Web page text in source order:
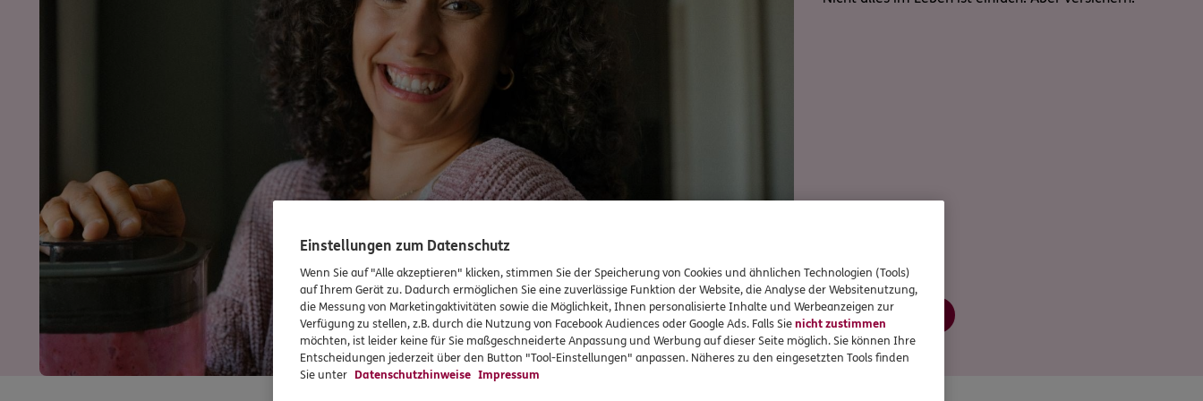
Jetzt informieren
Einstellungen zum Datenschutz
Wenn Sie auf "Alle akzeptieren" klicken, stimmen Sie der Speicherung von Cookies und ähnlichen Technologien (Tools)
auf Ihrem Gerät zu. Dadurch ermöglichen Sie eine zuverlässige Funktion der Website, die Analyse der Websitenutzung,
die Messung von Marketingaktivitäten sowie die Möglichkeit, Ihnen personalisierte Inhalte und Werbeanzeigen zur
Verfügung zu stellen, z.B. durch die Nutzung von Facebook Audiences oder Google Ads. Falls Sienicht zustimmen
möchten, ist leider keine für Sie maßgeschneiderte Anpassung und Werbung auf dieser Seite möglich. Sie können Ihre
Entscheidungen jederzeit über den Button "Tool-Einstellungen" anpassen. Näheres zu den eingesetzten Tools finden
Sie unter Datenschutzhinweise Impressum